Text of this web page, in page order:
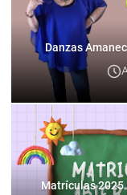
Danzas
Matrículas 2025